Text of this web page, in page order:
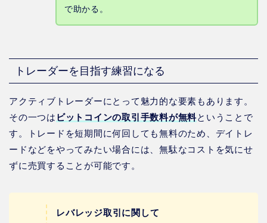
で助かる。
トレーダーを目指す練習になる
アクティブトレーダーにとって魅力的な要素もあります。
その一つは ビットコインの取引手数料が無料ということで
す。トレードを短期間に何回しても無料のため、デイトレ
ードなどをやってみたい場合には、無駄なコストを気にせ
ずに売買することが可能です。
レバレッジ取引に関して